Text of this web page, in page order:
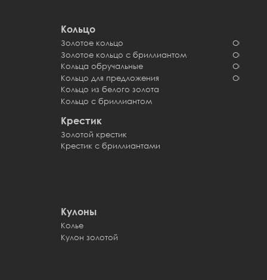
Кольцо
Золотое кольцо
Золотое кольцо с бриллиантом
Кольца обручальные
Кольцо для предложения
Кольцо из белого золота
Кольцо с бриллиантом
Крестик
Золотой крестик
Крестик с бриллиантами
Кулоны
Колье
Кулон золотой